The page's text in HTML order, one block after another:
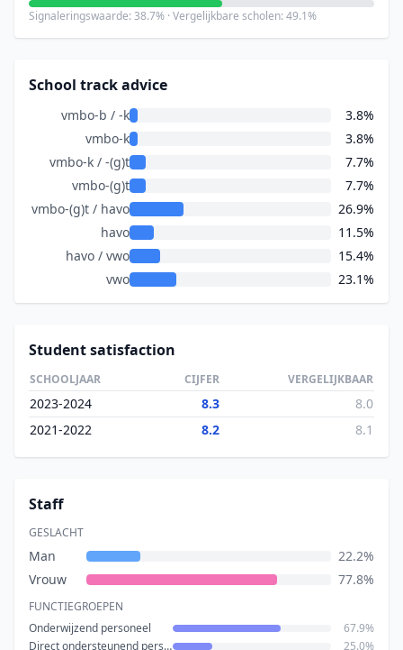
Signaleringswaarde: 38.7% · Vergelijkbare scholen: 49.1%
School track advice
vmbo-b / -k
3.8%
vmbo-k
3.8%
vmbo-k / -(g)t
7.7%
vmbo-(g)t
7.7%
vmbo-(g)t / havo
26.9%
havo
11.5%
havo / vwo
15.4%
vwo
23.1%
Student satisfaction
SCHOOLJAAR CIJFER VERGELIJKBAAR
2023-2024 8.3
8.0
2021-2022
8.2 8.1
Staff
GESLACHT
Man
22.2%
Vrouw
77.8%
FUNCTIEGROEPEN
Onderwijzend personeel
67.9%
Direct ondersteunend personeel
25.0%